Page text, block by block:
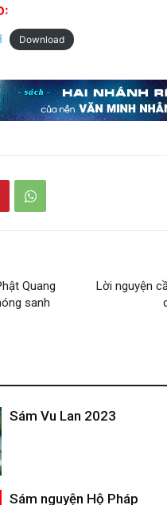
Download
Quang
sanh
Lời nguyện
Sám Vu Lan 2023
Sám nguyện Hộ Pháp